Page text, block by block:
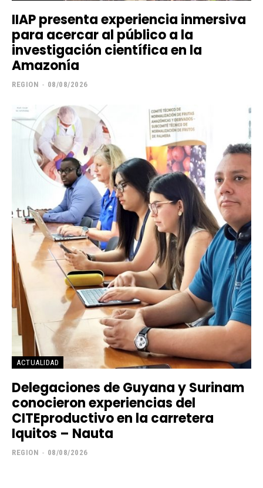
IIAP presenta experiencia inmersiva
para acercar al público a la
investigación científica en la
Amazonía
REGION - 08/08/2026
ACTUALIDAD
Delegaciones de Guyana y Surinam
conocieron experiencias del
CITEproductivo en la carretera
Iquitos – Nauta
REGION - 08/08/2026